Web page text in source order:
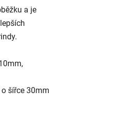
a je
šířce 30mm